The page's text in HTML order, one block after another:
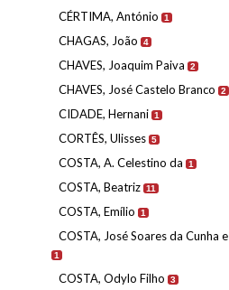
CÉRTIMA, António 1
CHAGAS, João 4
CHAVES, Joaquim Paiva 2
CHAVES, José Castelo Branco 2
CIDADE, Hernani 1
CORTÊS, Ulisses 5
COSTA, A. Celestino da 1
COSTA, Beatriz 11
COSTA, Emílio 1
COSTA, José Soares da Cunha e
1
COSTA, Odylo Filho 3